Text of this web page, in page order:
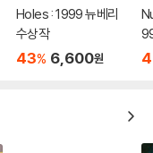
Holes : 1999 뉴베리
수상작
43% 6,600원